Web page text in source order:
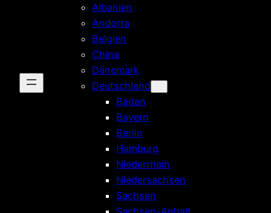
Albanien
Andorra
Belgien
China
Dänemark
Deutschland
Baden
Bayern
Berlin
Hamburg
Niederrhein
Niedersachsen
Sachsen